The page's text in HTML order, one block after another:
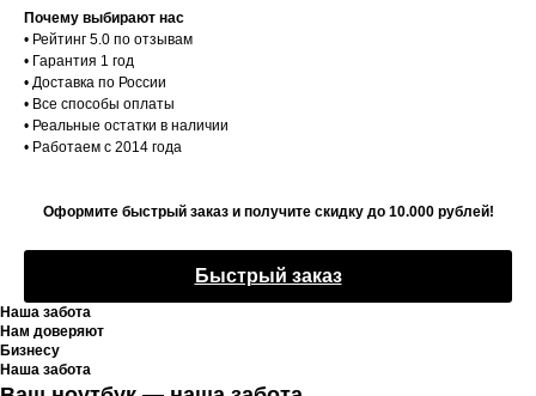
Почему выбирают нас
• Рейтинг 5.0 по отзывам
• Гарантия 1 год
• Доставка по России
• Все способы оплаты
• Реальные остатки в наличии
• Работаем с 2014 года
Оформите быстрый заказ и получите скидку до 10.000 рублей!
Быстрый заказ
Наша забота
Нам доверяют
Бизнесу
Наша забота